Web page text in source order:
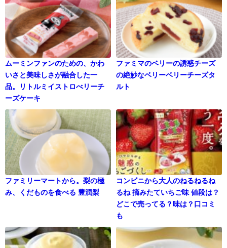
ムーミンファンのための、かわ
いさと美味しさが融合した一
品。リトルミイストロべリーチ
ーズケーキ
ファミマのベリーの誘惑チーズ
の絶妙なベリーベリーチーズタ
ルト
ファミリーマートから。梨の極
み、くだものを食べる 豊潤梨
コンビニから大人のねるねるね
るね 摘みたていちご味 値段は？
どこで売ってる？味は？口コミ
も